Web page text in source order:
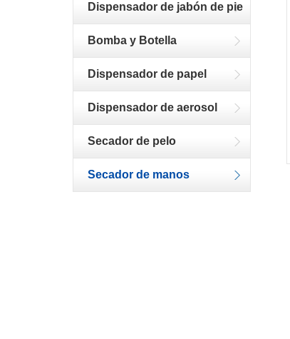
Dispensador de jabón de pie
Bomba y Botella
Dispensador de papel
Dispensador de aerosol
Secador de pelo
Secador de manos